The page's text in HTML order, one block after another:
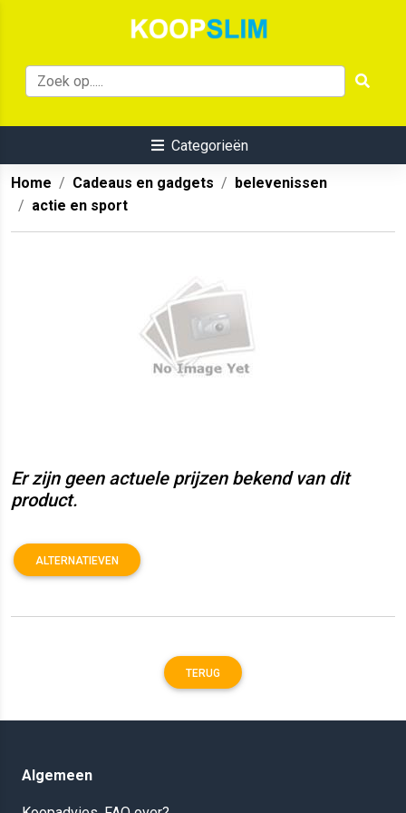
Categorieën
Home Cadeaus en gadgets
belevenissen
actie en sport
Er zijn geen actuele prijzen bekend van dit
product.
ALTERNATIEVEN
TERUG
Algemeen